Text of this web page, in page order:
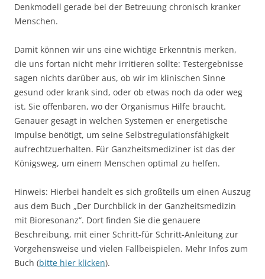
Denkmodell gerade bei der Betreuung chronisch kranker
Menschen.
Damit können wir uns eine wichtige Erkenntnis merken,
die uns fortan nicht mehr irritieren sollte: Testergebnisse
sagen nichts darüber aus, ob wir im klinischen Sinne
gesund oder krank sind, oder ob etwas noch da oder weg
ist. Sie offenbaren, wo der Organismus Hilfe braucht.
Genauer gesagt in welchen Systemen er energetische
Impulse benötigt, um seine Selbstregulationsfähigkeit
aufrechtzuerhalten. Für Ganzheitsmediziner ist das der
Königsweg, um einem Menschen optimal zu helfen.
Hinweis: Hierbei handelt es sich großteils um einen Auszug
aus dem Buch „Der Durchblick in der Ganzheitsmedizin
mit Bioresonanz“. Dort finden Sie die genauere
Beschreibung, mit einer Schritt-für Schritt-Anleitung zur
Vorgehensweise und vielen Fallbeispielen. Mehr Infos zum
Buch (bitte hier klicken).